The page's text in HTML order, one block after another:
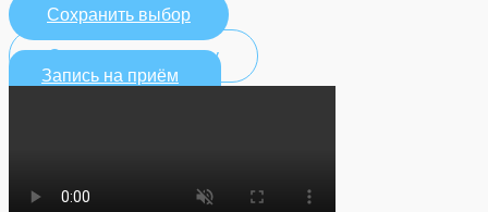
Сохранить выбор
Отклонить аналитику
Запись на приём